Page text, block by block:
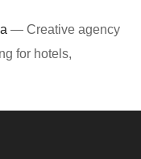
— Creative agency
for hotels,